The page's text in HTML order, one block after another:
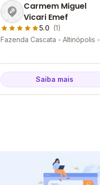
Carmem Miguel
Vicari Emef
5.0 (1)
Fazenda Cascata - Altinópolis -
Saiba mais